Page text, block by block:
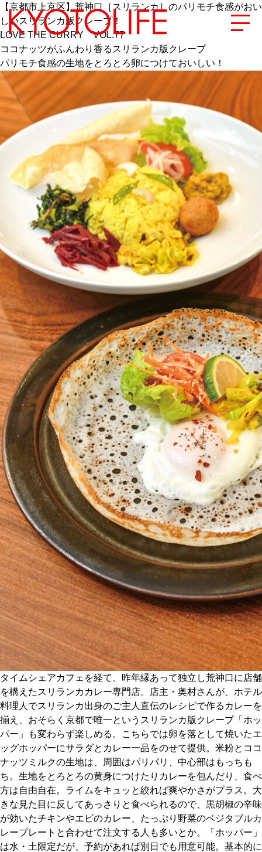
エリアから探す
地図から探す
カテゴリーから探す
SPECIAL
NEW OPEN
SERIES
CULTURE
ABOUT US
Instagram
チケットプレゼント応募
MAIN MENU
SERIES
カレーが好き
京都おやつクラブ
私と店のはなし
今月の京みやげ
京都の書店
CULTURE
すべて
関西で開催。
おすすめの展覧会
おすすめの映画
【京都市上京区】荒神口［スリランカ］のパリモチ食感がおい
しいスリランカ版クレープ！
LOVE THE CURRY VOL.77
ココナッツがふんわり香るスリランカ版クレープ
パリモチ食感の生地をとろとろ卵につけておいしい！
タイムシェアカフェを経て、昨年縁あって独立し荒神口に店舗
を構えたスリランカカレー専門店。店主・奥村さんが、ホテル
料理人でスリランカ出身のご主人直伝のレシピで作るカレーを
揃え、おそらく京都で唯一というスリランカ版クレープ「ホッ
パー」も変わらず楽しめる。こちらでは卵を落として焼いたエ
ッグホッパーにサラダとカレー一品をのせて提供。米粉とココ
ナッツミルクの生地は、周囲はパリパリ、中心部はもっちも
ち。生地をとろとろの黄身につけたりカレーを包んだり、食べ
方は自由自在。ライムをキュッと絞れば爽やかさがプラス。大
きな見た目に反してあっさりと食べられるので、黒胡椒の辛味
が効いたチキンやエビのカレー、たっぷり野菜のベジタブルカ
レープレートと合わせて注文する人も多いとか。「ホッパー」
は水・土限定だが、予約があれば別日でも用意可能。基本的に